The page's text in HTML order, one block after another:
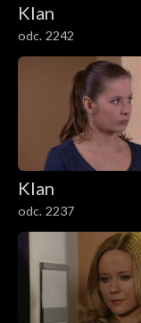
Klan
odc. 2242
Klan
odc. 2237